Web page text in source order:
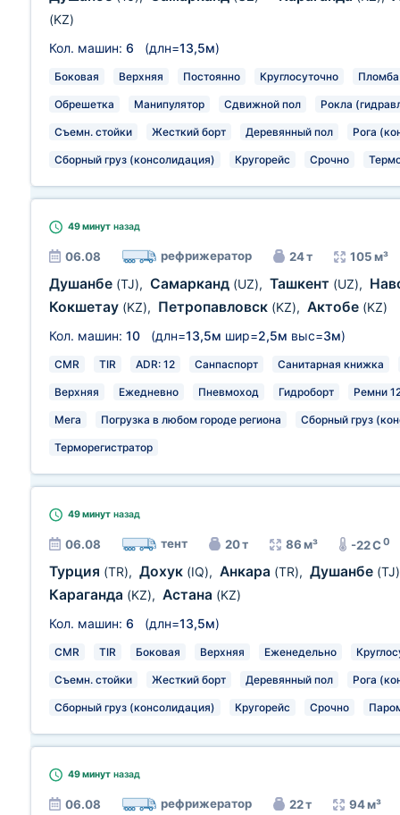
(KZ)
Кол. машин: 6 (длн=13,5м)
Боковая Верхняя Постоянно Круглосуточно Пломба
Обрешетка Манипулятор Сдвижной пол Рокла
Съемн. стойки Жесткий борт Деревянный пол Рога
Сборный груз (консолидация) Кругорейс Срочно
49 минут назад
06.08 рефрижератор 24 т 105 м³
Душанбе (TJ), Самарканд (UZ), Ташкент (UZ),
Кокшетау (KZ), Петропавловск (KZ), Актобе (KZ)
Кол. машин: 10 (длн=13,5м шир=2,5м выс=3м)
CMR TIR ADR: 12 Санпаспорт Санитарная книжка
Верхняя Ежедневно Пневмоход Гидроборт Ремни
Мега Погрузка в любом городе региона Сборный груз
Терморегистратор
49 минут назад
06.08 тент 20 т 86 м³ -22 C0
Турция (TR), Дохук (IQ), Анкара (TR), Душанбе (TJ)
Караганда (KZ), Астана (KZ)
Кол. машин: 6 (длн=13,5м)
CMR TIR Боковая Верхняя Еженедельно
Съемн. стойки Жесткий борт Деревянный пол Рога
Сборный груз (консолидация) Кругорейс Срочно
49 минут назад
06.08 рефрижератор 22 т 94 м³